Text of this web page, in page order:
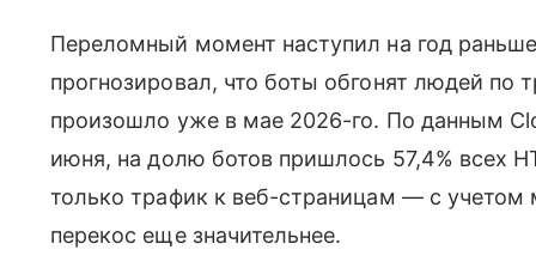
Переломный момент наступил на год
прогнозировал, что боты обгонят людей по
произошло уже в мае 2026-го. По данным
июня, на долю ботов пришлось 57,4% всех
только трафик к веб-страницам — с
перекос еще значительнее.